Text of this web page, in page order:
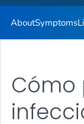
AboutSymptoms
Cómo